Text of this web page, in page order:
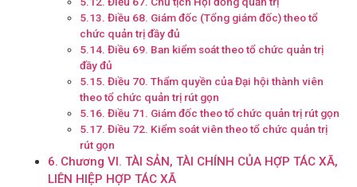
Điều 68. Giám đốc (Tổng giám đốc) theo tổ
chức quản trị đầy đủ
Điều 69. Ban kiểm soát theo tổ chức quản trị
đầy đủ
Điều 70. Thẩm quyền của Đại hội thành viên
theo tổ chức quản trị rút gọn
Điều 71. Giám đốc theo tổ chức quản trị rút gọn
Điều 72. Kiểm soát viên theo tổ chức quản trị
rút gọn
Chương VI. TÀI SẢN, TÀI CHÍNH CỦA HỢP TÁC XÃ,
LIÊN HIỆP HỢP TÁC XÃ